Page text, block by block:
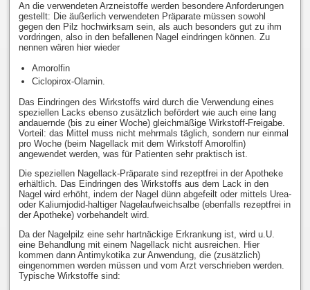
An die verwendeten Arzneistoffe werden besondere Anforderungen
gestellt: Die äußerlich verwendeten Präparate müssen sowohl
gegen den Pilz hochwirksam sein, als auch besonders gut zu ihm
vordringen, also in den befallenen Nagel eindringen können. Zu
nennen wären hier wieder
Amorolfin
Ciclopirox-Olamin.
Das Eindringen des Wirkstoffs wird durch die Verwendung eines
speziellen Lacks ebenso zusätzlich befördert wie auch eine lang
andauernde (bis zu einer Woche) gleichmäßige Wirkstoff-Freigabe.
Vorteil: das Mittel muss nicht mehrmals täglich, sondern nur einmal
pro Woche (beim Nagellack mit dem Wirkstoff Amorolfin)
angewendet werden, was für Patienten sehr praktisch ist.
Die speziellen Nagellack-Präparate sind rezeptfrei in der Apotheke
erhältlich. Das Eindringen des Wirkstoffs aus dem Lack in den
Nagel wird erhöht, indem der Nagel dünn abgefeilt oder mittels Urea-
oder Kaliumjodid-haltiger Nagelaufweichsalbe (ebenfalls rezeptfrei in
der Apotheke) vorbehandelt wird.
Da der Nagelpilz eine sehr hartnäckige Erkrankung ist, wird u.U.
eine Behandlung mit einem Nagellack nicht ausreichen. Hier
kommen dann Antimykotika zur Anwendung, die (zusätzlich)
eingenommen werden müssen und vom Arzt verschrieben werden.
Typische Wirkstoffe sind: